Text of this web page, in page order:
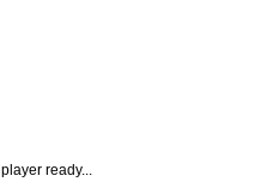
player ready...